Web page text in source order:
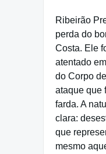
Ribeirão
perda do
Costa. Ele
atentado
do Corpo
ataque que
farda. A
clara:
que
mesmo